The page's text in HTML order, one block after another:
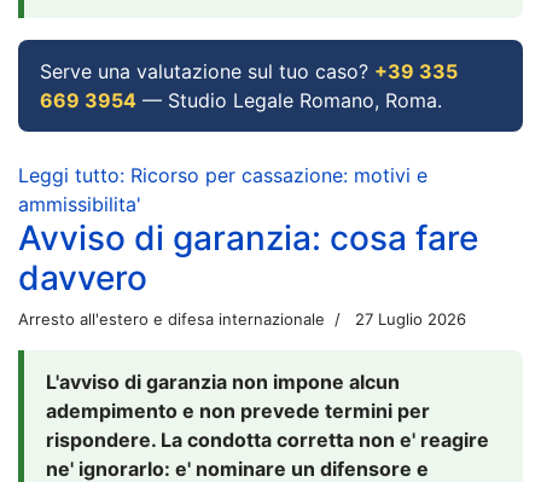
Serve una valutazione sul tuo caso? +39 335
669 3954 — Studio Legale Romano, Roma.
Leggi tutto: Ricorso per cassazione: motivi e
ammissibilita'
Avviso di garanzia: cosa fare
davvero
Arresto all'estero e difesa internazionale 27 Luglio 2026
L'avviso di garanzia non impone alcun
adempimento e non prevede termini per
rispondere. La condotta corretta non e' reagire
ne' ignorarlo: e' nominare un difensore e